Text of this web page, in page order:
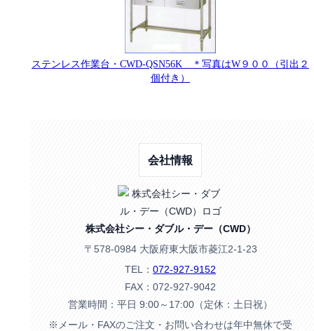
ステンレス作業台・CWD-QSN56K ＊写真はW９００（引出２
個付き）
会社情報
株式会社シー・ダブル・デー（CWD）
〒578-0984 大阪府東大阪市菱江2-1-23
TEL： 072-927-9152
FAX：072-927-9042
営業時間：平日 9:00～17:00（定休：土日祝）
※メール・FAXのご注文・お問い合わせは年中無休で受